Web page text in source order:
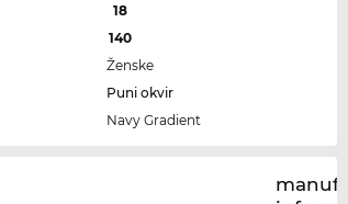
18
140
Ženske
Puni okvir
Navy Gradient